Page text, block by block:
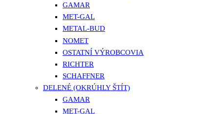
GAMAR
MET-GAL
METAL-BUD
NOMET
OSTATNÍ VÝROBCOVIA
RICHTER
SCHAFFNER
DELENÉ (OKRÚHLY ŠTÍT)
GAMAR
MET-GAL